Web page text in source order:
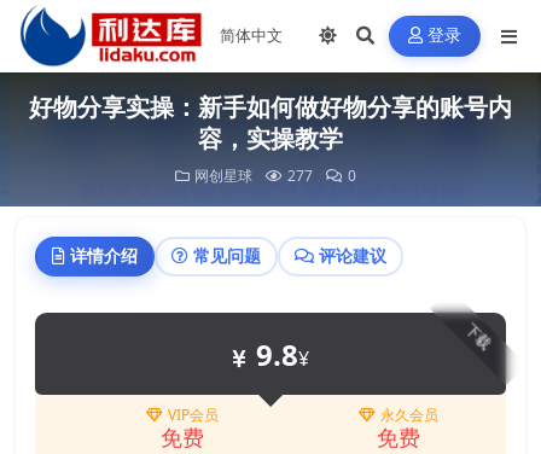
登录
好物分享实操：新手如何做好物分享的账号内
容，实操教学
网创星球 277 0
详情介绍 常见问题 评论建议
下载
9.8¥
VIP会员
免费
永久会员
免费